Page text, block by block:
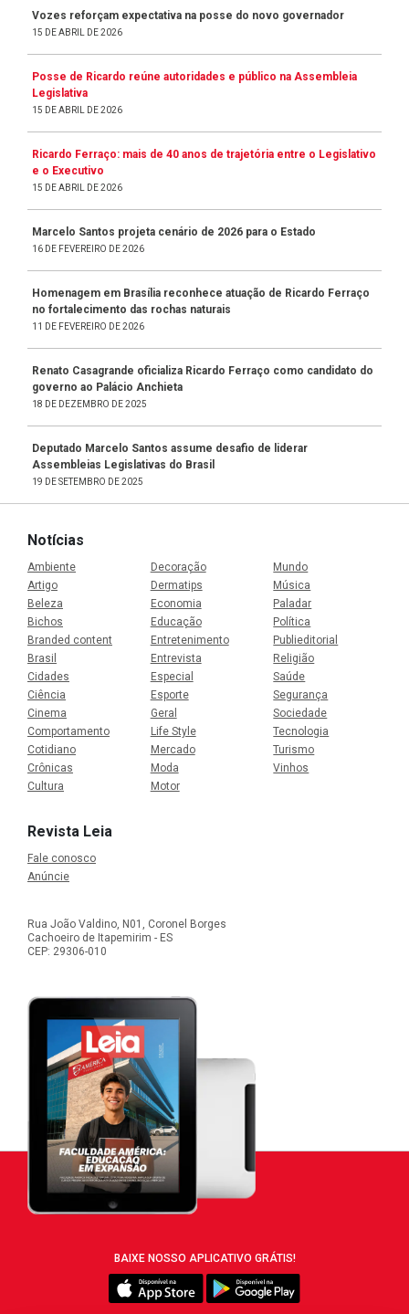
Vozes reforçam expectativa na posse do novo governador
15 DE ABRIL DE 2026
Posse de Ricardo reúne autoridades e público na Assembleia
Legislativa
15 DE ABRIL DE 2026
Ricardo Ferraço: mais de 40 anos de trajetória entre o Legislativo
e o Executivo
15 DE ABRIL DE 2026
Marcelo Santos projeta cenário de 2026 para o Estado
16 DE FEVEREIRO DE 2026
Homenagem em Brasília reconhece atuação de Ricardo Ferraço
no fortalecimento das rochas naturais
11 DE FEVEREIRO DE 2026
Renato Casagrande oficializa Ricardo Ferraço como candidato do
governo ao Palácio Anchieta
18 DE DEZEMBRO DE 2025
Deputado Marcelo Santos assume desafio de liderar
Assembleias Legislativas do Brasil
19 DE SETEMBRO DE 2025
Notícias
Ambiente
Artigo
Beleza
Bichos
Branded content
Brasil
Cidades
Ciência
Cinema
Comportamento
Cotidiano
Crônicas
Cultura
Decoração
Dermatips
Economia
Educação
Entretenimento
Entrevista
Especial
Esporte
Geral
Life Style
Mercado
Moda
Motor
Mundo
Música
Paladar
Política
Publieditorial
Religião
Saúde
Segurança
Sociedade
Tecnologia
Turismo
Vinhos
Revista Leia
Fale conosco
Anúncie
Rua João Valdino, N01, Coronel Borges
Cachoeiro de Itapemirim - ES
CEP: 29306-010
BAIXE NOSSO APLICATIVO GRÁTIS!